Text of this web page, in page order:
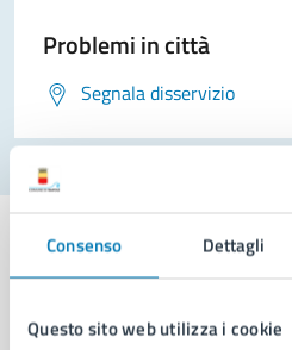
Consenso Dettagli
Questo sito web utilizza i cookie
Problemi in città
Segnala disservizio
Comune di Napoli